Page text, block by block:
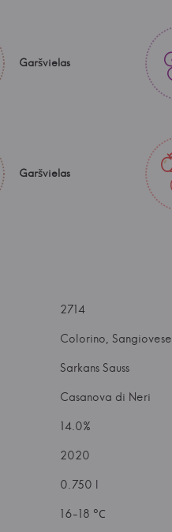
Garšvielas
Garšvielas
2714
Colorino, Sangiovese
Sarkans Sauss
Casanova di Neri
14.0%
2020
0.750 l
16-18 °С